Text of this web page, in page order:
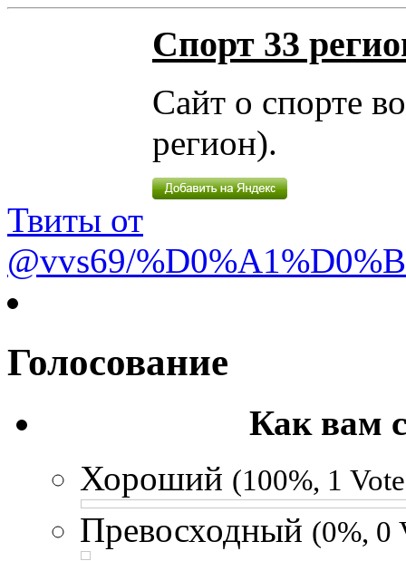
Спорт 33
Сайт о спорте
регион).
Твиты от
@vvs69/
Голосование
Как вам
Хороший (100%, 1
Превосходный (0%, 0